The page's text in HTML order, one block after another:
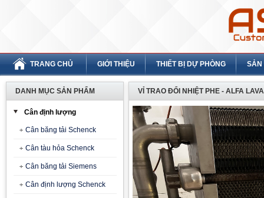
TRANG CHỦ GIỚI THIỆU THIẾT BỊ DỰ PHÒNG SẢN
DANH MỤC SẢN PHẨM
Cân định lượng
Cân băng tải Schenck
Cân tàu hỏa Schenck
Cân băng tải Siemens
Cân định lượng Schenck
VỈ TRAO ĐỔI NHIỆT PHE - ALFA